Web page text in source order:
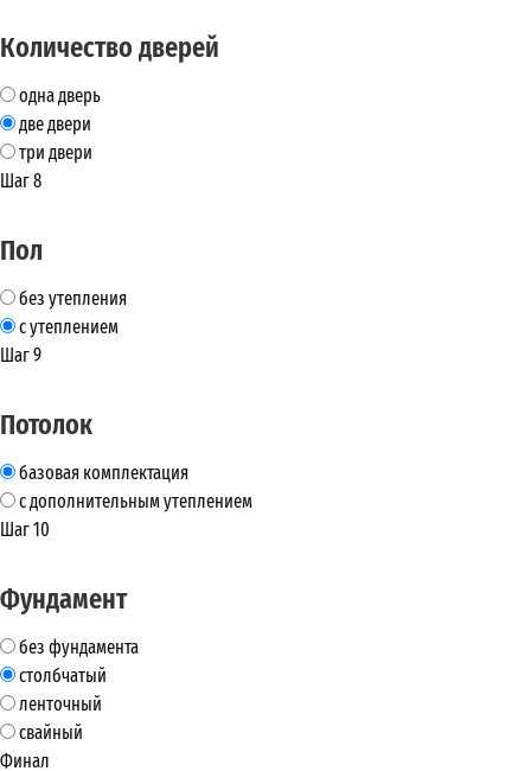
Количество дверей
одна дверь
две двери
три двери
Шаг 8
Пол
без утепления
с утеплением
Шаг 9
Потолок
базовая комплектация
с дополнительным утеплением
Шаг 10
Фундамент
без фундамента
столбчатый
ленточный
свайный
Финал